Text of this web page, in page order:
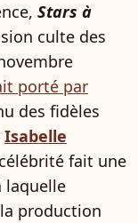
Stars à
culte des
porté par
des fidèles
Isabelle
fait une
laquelle
production